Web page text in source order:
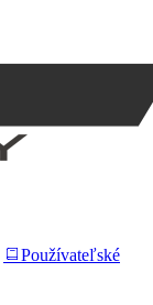
Používateľské